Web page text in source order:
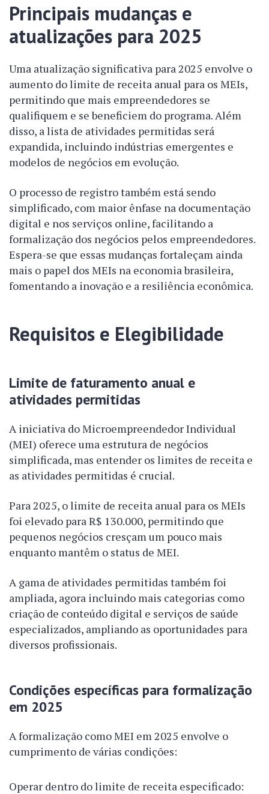
Principais mudanças e
atualizações para 2025
Uma atualização significativa para 2025 envolve o
aumento do limite de receita anual para os MEIs,
permitindo que mais empreendedores se
qualifiquem e se beneficiem do programa. Além
disso, a lista de atividades permitidas será
expandida, incluindo indústrias emergentes e
modelos de negócios em evolução.
O processo de registro também está sendo
simplificado, com maior ênfase na documentação
digital e nos serviços online, facilitando a
formalização dos negócios pelos empreendedores.
Espera-se que essas mudanças fortaleçam ainda
mais o papel dos MEIs na economia brasileira,
fomentando a inovação e a resiliência econômica.
Requisitos e Elegibilidade
Limite de faturamento anual e
atividades permitidas
A iniciativa do Microempreendedor Individual
(MEI) oferece uma estrutura de negócios
simplificada, mas entender os limites de receita e
as atividades permitidas é crucial.
Para 2025, o limite de receita anual para os MEIs
foi elevado para R$ 130.000, permitindo que
pequenos negócios cresçam um pouco mais
enquanto mantêm o status de MEI.
A gama de atividades permitidas também foi
ampliada, agora incluindo mais categorias como
criação de conteúdo digital e serviços de saúde
especializados, ampliando as oportunidades para
diversos profissionais.
Condições específicas para formalização
em 2025
A formalização como MEI em 2025 envolve o
cumprimento de várias condições:
Operar dentro do limite de receita especificado: